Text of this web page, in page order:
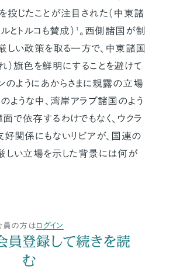
投じたことが注目された（中東諸
とトルコも賛成） ¹ 。西側諸国が制
しい政策を取る一方で、中東諸国
）旗色を鮮明にすることを避けて
のようにあからさまに親露の立場
ような中、湾岸アラブ諸国のよう
で依存するわけでもなく、ウクラ
好関係にもないリビアが、国連の
しい立場を示した背景には何が
員の方はログイン
員登録して続きを読
む